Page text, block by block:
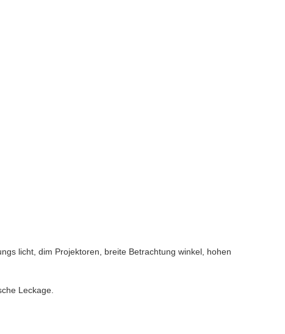
licht, dim Projektoren, breite Betrachtung winkel, hohen
Leckage.